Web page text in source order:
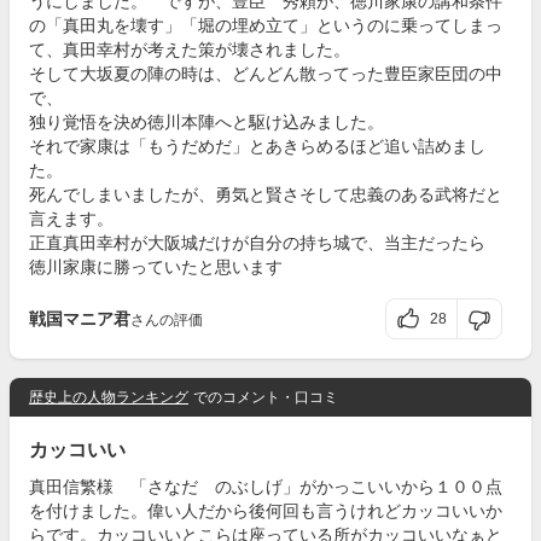
の「真田丸を壊す」「堀の埋め立て」というのに乗ってしまっ
て、真田幸村が考えた策が壊されました。
そして大坂夏の陣の時は、どんどん散ってった豊臣家臣団の中
で、
独り覚悟を決め徳川本陣へと駆け込みました。
それで家康は「もうだめだ」とあきらめるほど追い詰めまし
た。
死んでしまいましたが、勇気と賢さそして忠義のある武将だと
言えます。
正直真田幸村が大阪城だけが自分の持ち城で、当主だったら
徳川家康に勝っていたと思います
戦国マニア君さんの評価 28
歴史上の人物ランキング でのコメント・口コミ
カッコいい
真田信繁様 「さなだ のぶしげ」がかっこいいから１００点
を付けました。偉い人だから後何回も言うけれどカッコいいか
らです。カッコいいとこらは座っている所がカッコいいなぁと